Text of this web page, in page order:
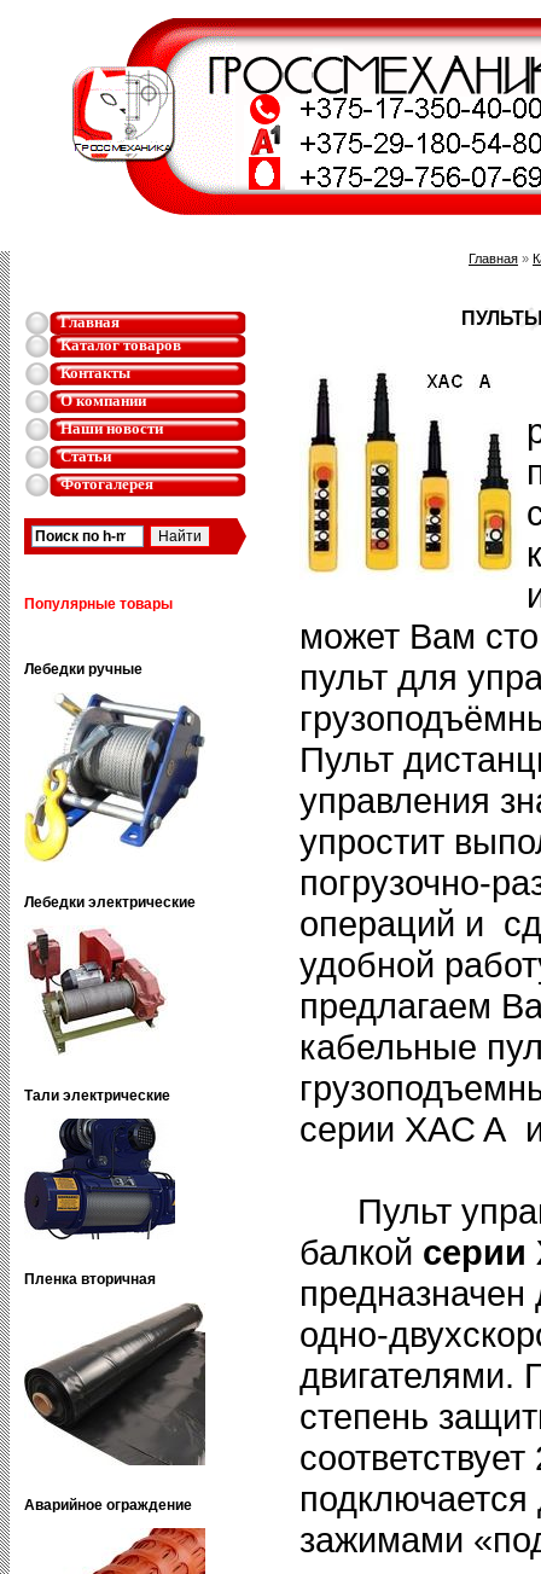
Главная
Каталог товаров
Контакты
О компании
Наши новости
Статьи
Фотогалерея
Популярные товары
Лебедки ручные
Лебедки электрические
Тали электрические
Пленка вторичная
Аварийное ограждение
Главная »
может Вам
пульт для
Пульт
управления
упростит
погрузочно-
операций и
удобной
предлагаем
кабельные
серии XAC A
Пульт
балкой
одно-
двигателями.
степень
зажимами